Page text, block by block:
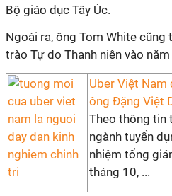
Bộ giáo dục Tây Úc.
Ngoài ra, ông Tom White
trào Tự do Thanh niên vào
Uber Việt Nam
ông Đặng Việt
Theo thông tin
ngành tuyển
nhiệm tổng
tháng 10, ...